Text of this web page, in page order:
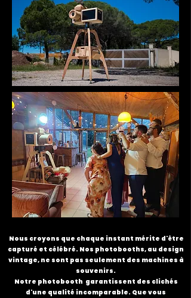
Nous croyons que chaque instant mérite d'être
capturé et célébré. Nos photobooths, au design
vintage, ne sont pas seulement des machines à
souvenirs.
Notre photobooth garantissent des clichés
d'une qualité incomparable. Que vous